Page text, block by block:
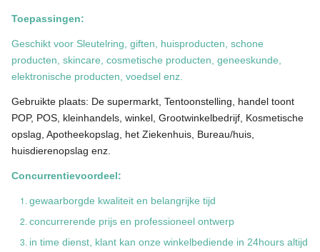
Toepassingen:
Geschikt voor Sleutelring, giften, huisproducten, schone
producten, skincare, cosmetische producten, geneeskunde,
elektronische producten, voedsel enz.
Gebruikte plaats: De supermarkt, Tentoonstelling, handel toont
POP, POS, kleinhandels, winkel, Grootwinkelbedrijf, Kosmetische
opslag, Apotheekopslag, het Ziekenhuis, Bureau/huis,
huisdierenopslag enz.
Concurrentievoordeel:
gewaarborgde kwaliteit en belangrijke tijd
concurrerende prijs en professioneel ontwerp
in time dienst, klant kan onze winkelbediende in 24hours altijd